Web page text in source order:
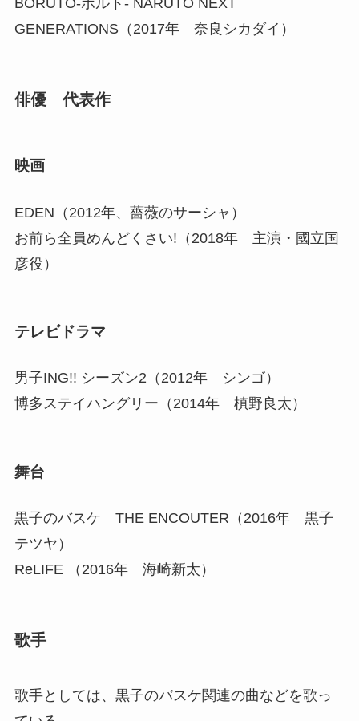
GENERATIONS（2017年 奈良シカダイ）
俳優 代表作
映画
EDEN（2012年、薔薇のサーシャ）
お前ら全員めんどくさい!（2018年 主演・國立国
彦役）
テレビドラマ
男子ING!! シーズン2（2012年 シンゴ）
博多ステイハングリー（2014年 槙野良太）
舞台
黒子のバスケ THE ENCOUTER（2016年 黒子
テツヤ）
ReLIFE （2016年 海崎新太）
歌手
歌手としては、黒子のバスケ関連の曲などを歌っ